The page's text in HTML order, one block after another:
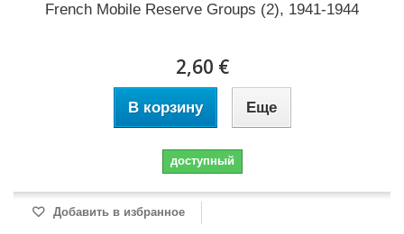
French Mobile Reserve Groups (2), 1941-1944
2,60 €
В корзину Еще
доступный
Добавить в избранное